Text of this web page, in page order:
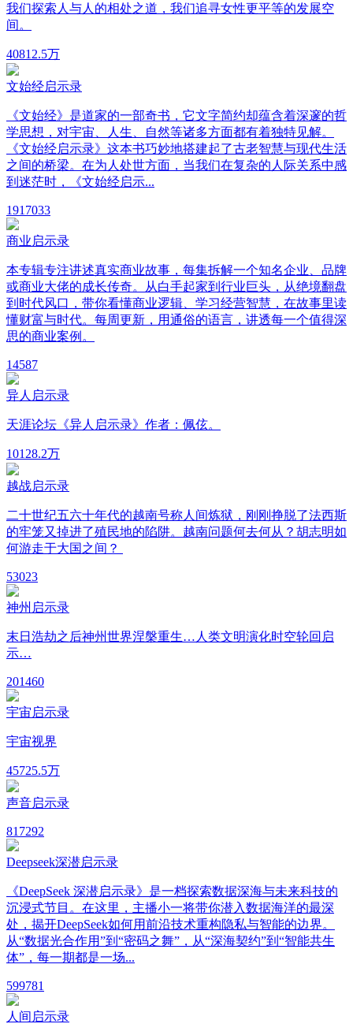
我们探索人与人的相处之道，我们追寻女性更平等的发展空
间。
40812.5万
文始经启示录
《文始经》是道家的一部奇书，它文字简约却蕴含着深邃的哲
学思想，对宇宙、人生、自然等诸多方面都有着独特见解。
《文始经启示录》这本书巧妙地搭建起了古老智慧与现代生活
之间的桥梁。在为人处世方面，当我们在复杂的人际关系中感
到迷茫时，《文始经启示...
191 7033
商业启示录
本专辑专注讲述真实商业故事，每集拆解一个知名企业、品牌
或商业大佬的成长传奇。从白手起家到行业巨头，从绝境翻盘
到时代风口，带你看懂商业逻辑、学习经营智慧，在故事里读
懂财富与时代。每周更新，用通俗的语言，讲透每一个值得深
思的商业案例。
14587
异人启示录
天涯论坛《异人启示录》作者：佩伭。
101 28.2万
越战启示录
二十世纪五六十年代的越南号称人间炼狱，刚刚挣脱了法西斯
的牢笼又掉进了殖民地的陷阱。越南问题何去何从？胡志明如
何游走于大国之间？
53023
神州启示录
末日浩劫之后神州世界涅槃重生…人类文明演化时空轮回启
示…
201460
宇宙启示录
宇宙视界
45725.5万
声音启示录
81 7292
Deepseek深潜启示录
《DeepSeek 深潜启示录》是一档探索数据深海与未来科技的
沉浸式节目。在这里，主播小一将带你潜入数据海洋的最深
处，揭开DeepSeek如何用前沿技术重构隐私与智能的边界。
从“数据光合作用”到“密码之舞”，从“深海契约”到“智能共生
体”，每一期都是一场...
599781
人间启示录